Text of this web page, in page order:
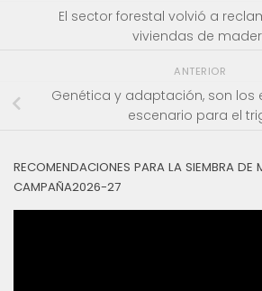
El sector forestal volvió a
viviendas de
ANTERIOR
Genética y adaptación, son los
escenario para el
RECOMENDACIONES PARA LA SIEMBRA DE
CAMPAÑA2026-27